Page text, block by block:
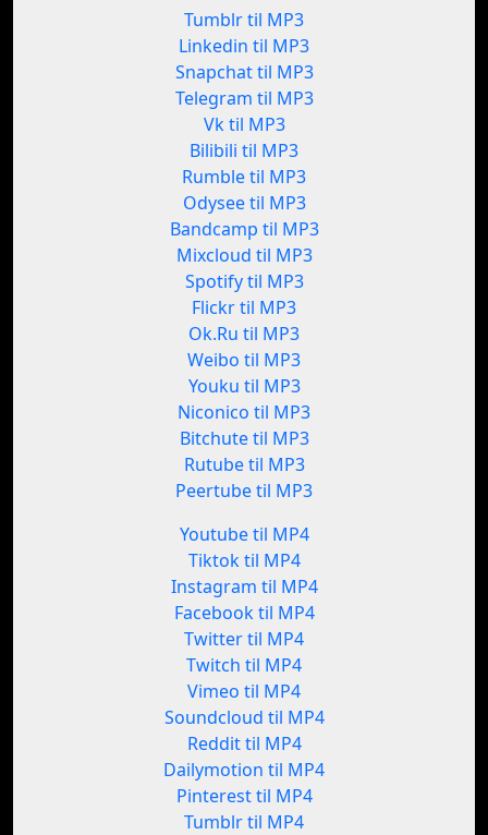
Tumblr til MP3
Linkedin til MP3
Snapchat til MP3
Telegram til MP3
Vk til MP3
Bilibili til MP3
Rumble til MP3
Odysee til MP3
Bandcamp til MP3
Mixcloud til MP3
Spotify til MP3
Flickr til MP3
Ok.Ru til MP3
Weibo til MP3
Youku til MP3
Niconico til MP3
Bitchute til MP3
Rutube til MP3
Peertube til MP3
Youtube til MP4
Tiktok til MP4
Instagram til MP4
Facebook til MP4
Twitter til MP4
Twitch til MP4
Vimeo til MP4
Soundcloud til MP4
Reddit til MP4
Dailymotion til MP4
Pinterest til MP4
Tumblr til MP4